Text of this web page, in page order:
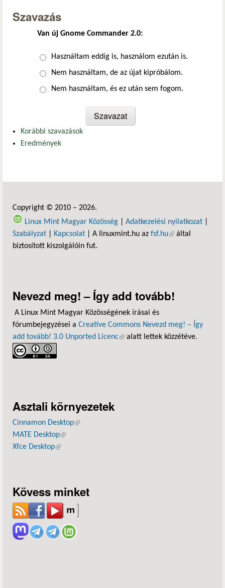
Szavazás
Van új Gnome Commander 2.0:
Választások
Használtam eddig is, használom ezután is.
Nem használtam, de az újat kipróbálom.
Nem használtam, és ez után sem fogom.
Korábbi szavazások
Eredmények
Copyright © 2010 – 2026.
Linux Mint Magyar Közösség
Adatkezelési nyilatkozat
Szabályzat
Kapcsolat | A linuxmint.hu az fsf.hu(külső hivatkozás)
által
biztosított kiszolgálóin fut.
Nevezd meg! – Így add tovább!
A Linux Mint Magyar Közösségének írásai és
fórumbejegyzései a Creative Commons Nevezd meg! – Így
add tovább! 3.0 Unported Licenc(külső hivatkozás)
alatt lettek közzétéve.
Asztali környezetek
Cinnamon Desktop(külső hivatkozás)
MATE Desktop(külső hivatkozás)
Xfce Desktop(külső hivatkozás)
Kövess minket